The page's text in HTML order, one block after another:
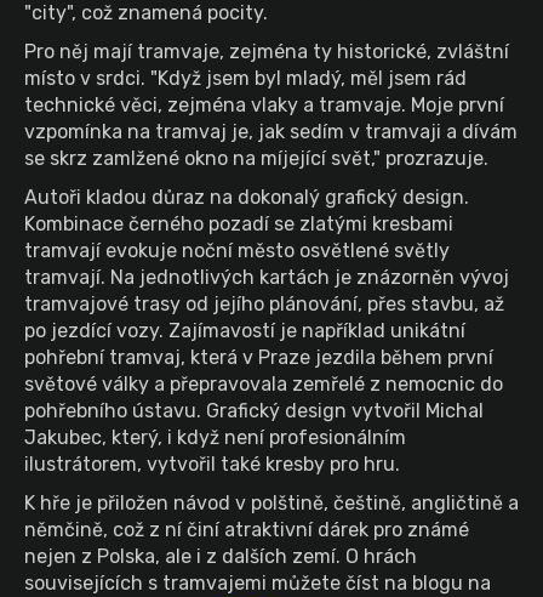
"city", což znamená pocity.
Pro něj mají tramvaje, zejména ty historické, zvláštní
místo v srdci. "Když jsem byl mladý, měl jsem rád
technické věci, zejména vlaky a tramvaje. Moje první
vzpomínka na tramvaj je, jak sedím v tramvaji a dívám
se skrz zamlžené okno na míjející svět," prozrazuje.
Autoři kladou důraz na dokonalý grafický design.
Kombinace černého pozadí se zlatými kresbami
tramvají evokuje noční město osvětlené světly
tramvají. Na jednotlivých kartách je znázorněn vývoj
tramvajové trasy od jejího plánování, přes stavbu, až
po jezdící vozy. Zajímavostí je například unikátní
pohřební tramvaj, která v Praze jezdila během první
světové války a přepravovala zemřelé z nemocnic do
pohřebního ústavu. Grafický design vytvořil Michal
Jakubec, který, i když není profesionálním
ilustrátorem, vytvořil také kresby pro hru.
K hře je přiložen návod v polštině, češtině, angličtině a
němčině, což z ní činí atraktivní dárek pro známé
nejen z Polska, ale i z dalších zemí. O hrách
souvisejících s tramvajemi můžete číst na blogu na